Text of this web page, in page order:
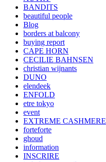
BANDITS
beautiful people
Blog
borders at balcony
buying report
CAPE HORN
CECILIE BAHNSEN
christian wijnants
DUNO
elendeek
ENFOLD
etre tokyo
event
EXTREME CASHMERE
forteforte
ghoud
information
INSCRIRE